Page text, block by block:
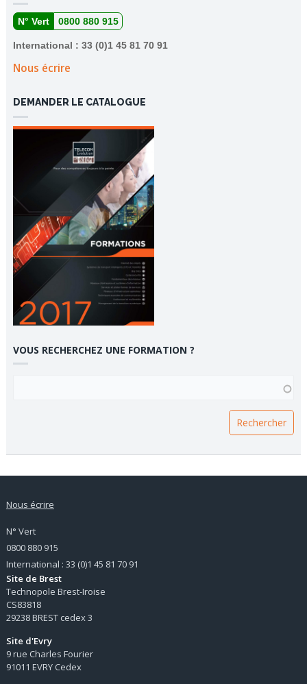
N° Vert 0800 880 915
International : 33 (0)1 45 81 70 91
Nous écrire
DEMANDER LE CATALOGUE
VOUS RECHERCHEZ UNE FORMATION ?
Nous écrire
N° Vert
0800 880 915
International : 33 (0)1 45 81 70 91
Site de Brest
Technopole Brest-Iroise
CS83818
29238 BREST cedex 3
Site d'Evry
9 rue Charles Fourier
91011 EVRY Cedex